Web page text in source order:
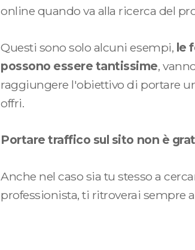
online quando va alla ricerca del
Questi sono solo alcuni esempi, le
possono essere tantissime,
raggiungere l'obiettivo di portare
offri.
Portare traffico sul sito non è
Anche nel caso sia tu stesso a
professionista, ti ritroverai sempre